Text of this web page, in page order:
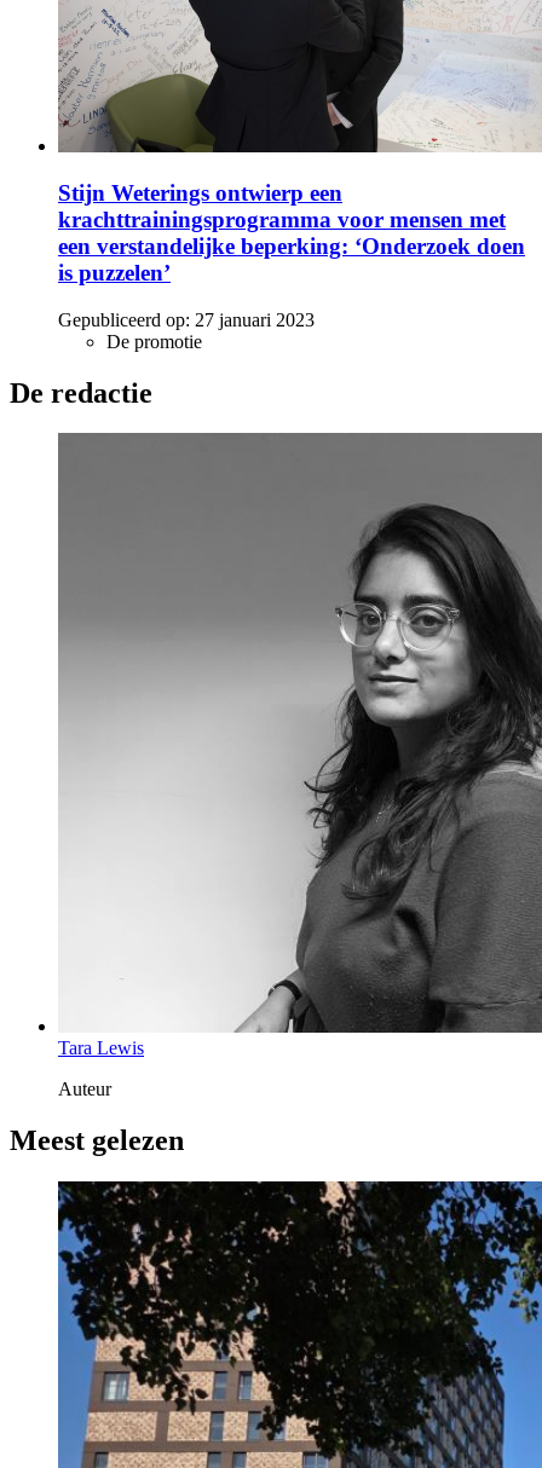
Stijn Weterings ontwierp een
krachttrainingsprogramma voor mensen met
een verstandelijke beperking: ‘Onderzoek doen
is puzzelen’
Gepubliceerd op: 27 januari 2023
De promotie
De redactie
Tara Lewis
Auteur
Meest gelezen